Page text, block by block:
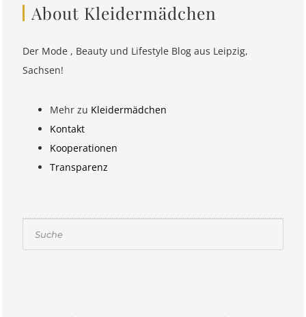
About Kleidermädchen
Der Mode , Beauty und Lifestyle Blog aus Leipzig,
Sachsen!
Mehr zu Kleidermädchen
Kontakt
Kooperationen
Transparenz